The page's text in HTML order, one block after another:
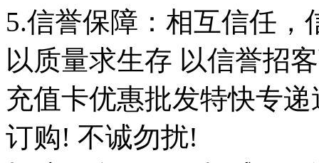
5.信誉保障：相互信任，
以质量求生存 以信誉招
充值卡优惠批发特快专
订购! 不诚勿扰!